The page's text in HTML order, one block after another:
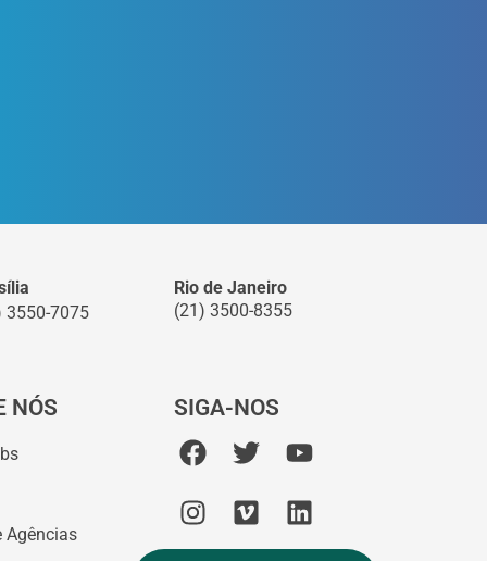
3550-7075
Rio de Janeiro
(21) 3500-8355
NÓS
Agências
SIGA-NOS